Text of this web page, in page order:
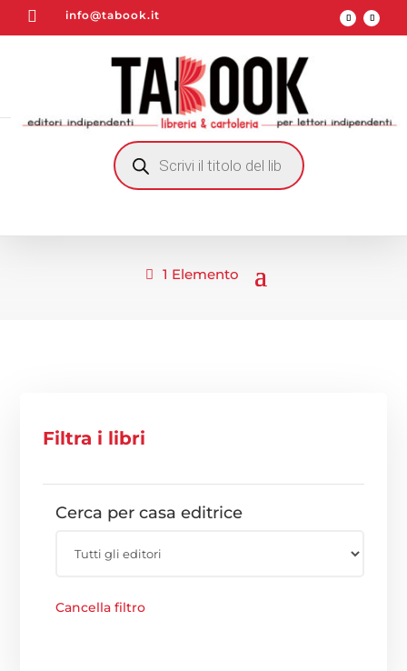
 info@tabook.it
RICERCA
PRODOTTI
1 Elemento
Filtra i libri
Cerca per casa editrice
Cancella filtro